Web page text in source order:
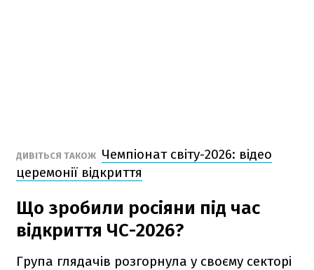
ДИВІТЬСЯ ТАКОЖ Чемпіонат світу-2026: відео
церемонії відкриття
Що зробили росіяни під час
відкриття ЧС-2026?
Група глядачів розгорнула у своєму секторі